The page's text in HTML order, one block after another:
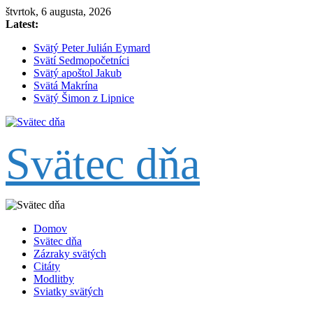
Skip
to
štvrtok, 6 augusta, 2026
Latest:
Svätý Peter Julián Eymard
Svätí Sedmopočetníci
Svätý apoštol Jakub
Svätá Makrína
Svätý Šimon z Lipnice
Svätec dňa
Domov
Svätec dňa
Zázraky svätých
Citáty
Modlitby
Sviatky svätých